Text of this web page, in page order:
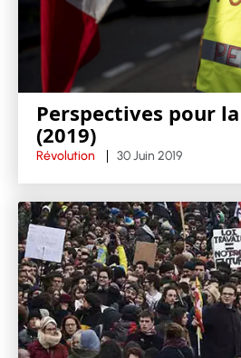
Perspectives pour
(2019)
Révolution 30 Juin 2019